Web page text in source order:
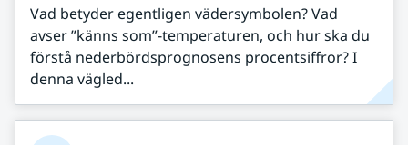
Vad betyder egentligen vädersymbolen? Vad
avser ”känns som”-temperaturen, och hur ska du
förstå nederbördsprognosens procentsiffror? I
denna vägled...